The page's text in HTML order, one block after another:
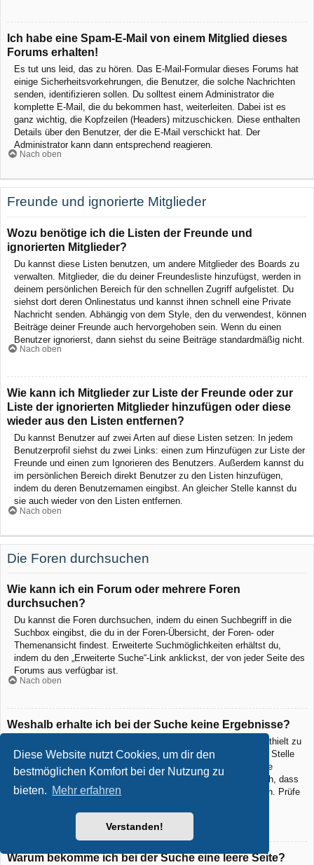
Diese Website nutzt Cookies, um dir den
bestmöglichen Komfort bei der Nutzung zu
bieten. Mehr erfahren
Verstanden!
Ich habe eine Spam-E-Mail von einem Mitglied dieses
Forums erhalten!
Es tut uns leid, das zu hören. Das E-Mail-Formular dieses Forums hat
einige Sicherheitsvorkehrungen, die Benutzer, die solche Nachrichten
senden, identifizieren sollen. Du solltest einem Administrator die
komplette E-Mail, die du bekommen hast, weiterleiten. Dabei ist es
ganz wichtig, die Kopfzeilen (Headers) mitzuschicken. Diese enthalten
Details über den Benutzer, der die E-Mail verschickt hat. Der
Administrator kann dann entsprechend reagieren.
Nach oben
Freunde und ignorierte Mitglieder
Wozu benötige ich die Listen der Freunde und
ignorierten Mitglieder?
Du kannst diese Listen benutzen, um andere Mitglieder des Boards zu
verwalten. Mitglieder, die du deiner Freundesliste hinzufügst, werden in
deinem persönlichen Bereich für den schnellen Zugriff aufgelistet. Du
siehst dort deren Onlinestatus und kannst ihnen schnell eine Private
Nachricht senden. Abhängig von dem Style, den du verwendest, können
Beiträge deiner Freunde auch hervorgehoben sein. Wenn du einen
Benutzer ignorierst, dann siehst du seine Beiträge standardmäßig nicht.
Nach oben
Wie kann ich Mitglieder zur Liste der Freunde oder zur
Liste der ignorierten Mitglieder hinzufügen oder diese
wieder aus den Listen entfernen?
Du kannst Benutzer auf zwei Arten auf diese Listen setzen: In jedem
Benutzerprofil siehst du zwei Links: einen zum Hinzufügen zur Liste der
Freunde und einen zum Ignorieren des Benutzers. Außerdem kannst du
im persönlichen Bereich direkt Benutzer zu den Listen hinzufügen,
indem du deren Benutzernamen eingibst. An gleicher Stelle kannst du
sie auch wieder von den Listen entfernen.
Nach oben
Die Foren durchsuchen
Wie kann ich ein Forum oder mehrere Foren
durchsuchen?
Du kannst die Foren durchsuchen, indem du einen Suchbegriff in die
Suchbox eingibst, die du in der Foren-Übersicht, der Foren- oder
Themenansicht findest. Erweiterte Suchmöglichkeiten erhältst du,
indem du den „Erweiterte Suche“-Link anklickst, der von jeder Seite des
Forums aus verfügbar ist.
Nach oben
Weshalb erhalte ich bei der Suche keine Ergebnisse?
Deine Suche war möglicherweise zu allgemein gehalten und enthielt zu
viele gängige Wörter, welche von phpBB nicht indiziert werden. Stelle
eine spezifischere Anfrage und benutze die Optionen, die dir die
erweiterte Suche bietet. Außerdem ist es natürlich auch möglich, dass
dein(e) Suchbegriff(e) hier nirgends im Forum verwendet wurden. Prüfe
Warum bekomme ich bei der Suche eine leere Seite?